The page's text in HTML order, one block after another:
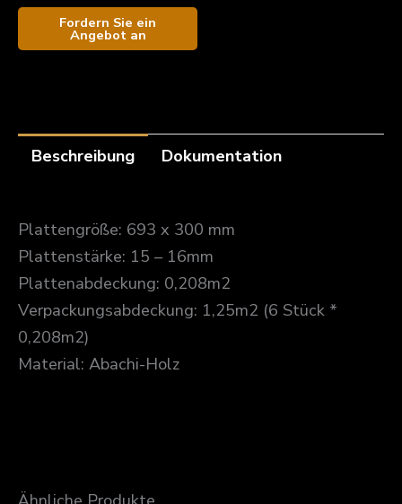
Beschreibung Dokumentation
Plattengröße: 693 x 300 mm
Plattenstärke: 15 – 16mm
Plattenabdeckung: 0,208m2
Verpackungsabdeckung: 1,25m2 (6 Stück *
0,208m2)
Material: Abachi-Holz